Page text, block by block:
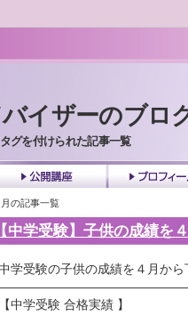
記事一覧
【中学受験】子供の成績を
学受験の子供の成績を４月か
【中学受験 合格実績 】
イザーのブロ
グを付けられた記事一覧
kouza